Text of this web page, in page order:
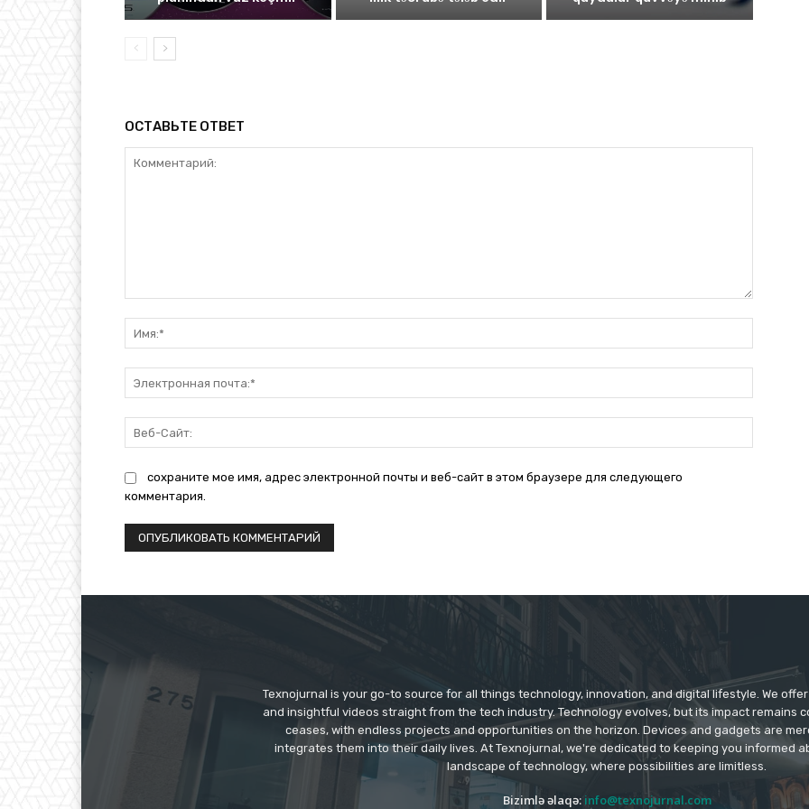
ОСТАВЬТЕ ОТВЕТ
почта:*
Сайт:
сохраните мое имя, адрес электронной почты и веб-сайт в этом браузере для следующего
комментария.
Texnojurnal is your go-to source for all things technology, innovation, and digital lifestyle. We
and insightful videos straight from the tech industry. Technology evolves, but its impact remains
ceases, with endless projects and opportunities on the horizon. Devices and gadgets are
integrates them into their daily lives. At Texnojurnal, we're dedicated to keeping you informed
landscape of technology, where possibilities are limitless.
Bizimlə əlaqə: info@texnojurnal.com